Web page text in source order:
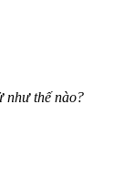
như thế nào?